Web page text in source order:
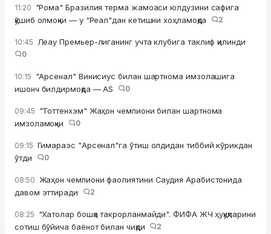
11:20 "Рома" Бразилия терма жамоаси юлдузини сафига
қўшиб олмоқчи — у "Реал"дан кетишни хоҳламоқда
2
10:45 Леау Премьер-лиганинг учта клубига таклиф қилинди
0
10:15 "Арсенал" Винисиус билан шартнома имзолашига
ишонч билдирмоқда — AS
0
09:45 "Тоттенхэм" Жаҳон чемпиони билан шартнома
имзоламоқчи
0
09:15 Гимараэс "Арсенал"га ўтиш олдидан тиббий кўрикдан
ўтди
0
08:50 Жаҳон чемпиони фаолиятини Саудия Арабистонида
давом эттиради
2
08:25 "Хатолар бошқа такрорланмайди". ФИФА ЖЧ ҳуқуқларини
сотиш бўйича баёнот билан чиқди
2